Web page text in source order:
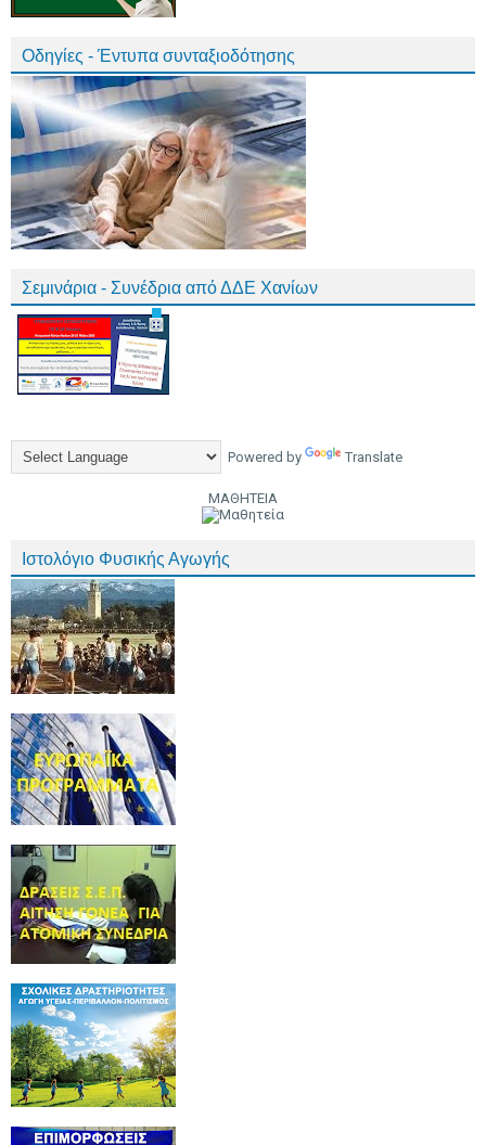
Οδηγίες - Έντυπα συνταξιοδότησης
Σεμινάρια - Συνέδρια από ΔΔΕ Χανίων
Powered by Translate
ΜΑΘΗΤΕΙΑ
Ιστολόγιο Φυσικής Αγωγής